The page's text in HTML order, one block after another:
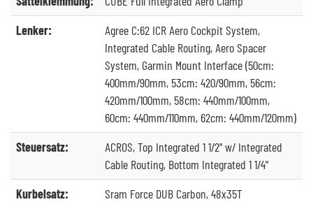
Lenker:
Agree C:62 ICR Aero Cockpit System,
Integrated Cable Routing, Aero Spacer
System, Garmin Mount Interface (50cm:
400mm/90mm, 53cm: 420/90mm, 56cm:
420mm/100mm, 58cm: 440mm/100mm,
60cm: 440mm/110mm, 62cm: 440mm/120mm)
Steuersatz:
ACROS, Top Integrated 1 1/2" w/ Integrated
Cable Routing, Bottom Integrated 1 1/4"
Kurbelsatz:
Sram Force DUB Carbon, 48x35T